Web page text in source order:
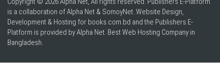
is a collaboration of Alpha Net & SomoyNet. Website Design,
Development & Hosting for books.com.bd and the Publishers E-
Platform is provided by Alpha Net. BestWeb Hosting Company in
Bangladesh.